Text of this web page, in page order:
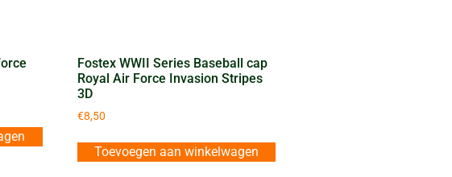
Fostex WWII Series Baseball cap
Royal Air Force Invasion Stripes
3D
€8,50
Toevoegen aan winkelwagen